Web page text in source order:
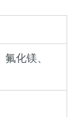
化镁、